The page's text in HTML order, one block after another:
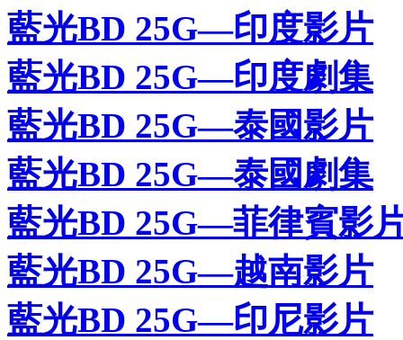
藍光BD 25G—印度影片
藍光BD 25G—印度劇集
藍光BD 25G—泰國影片
藍光BD 25G—泰國劇集
藍光BD 25G—菲律賓影
藍光BD 25G—越南影片
藍光BD 25G—印尼影片